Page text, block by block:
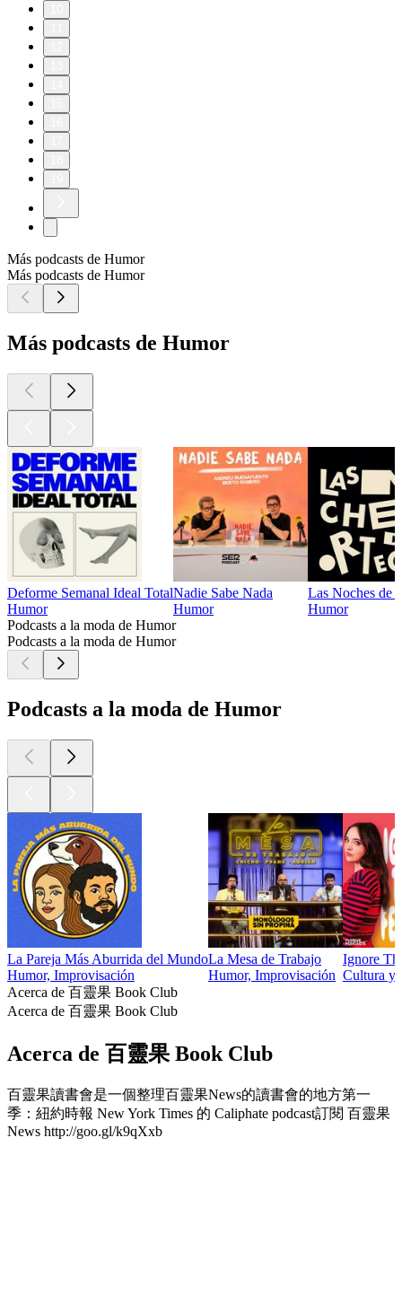
Más podcasts de Humor
Más podcasts de Humor
Más podcasts de Humor
Deforme Semanal Ideal Total
Humor
Nadie Sabe Nada
Humor
Las Noches de
Humor
Podcasts a la moda de Humor
Podcasts a la moda de Humor
Podcasts a la moda de Humor
La Pareja Más Aburrida del Mundo
Humor, Improvisación
La Mesa de Trabajo
Humor, Improvisación
Ignore
Cultura y
Acerca de 百靈果 Book Club
Acerca de 百靈果 Book Club
Acerca de 百靈果 Book Club
百靈果讀書會是一個整理百靈果News的讀書會的地方第一
季：紐約時報 New York Times 的 Caliphate podcast訂閱 百靈果
News http://goo.gl/k9qXxb